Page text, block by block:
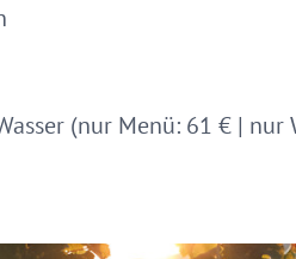
(nur Menü: 61 € | nur